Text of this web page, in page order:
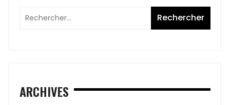
ARCHIVES